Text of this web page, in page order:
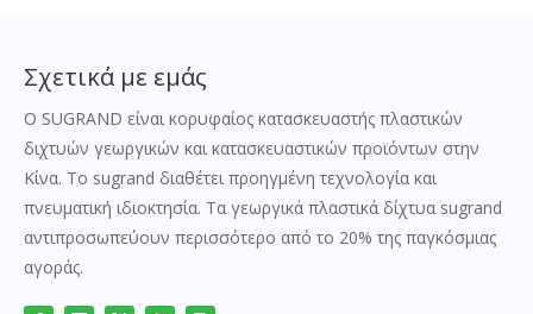
Σχετικά με εμάς
Ο SUGRAND είναι κορυφαίος κατασκευαστής πλαστικών
διχτυών γεωργικών και κατασκευαστικών προϊόντων στην
Κίνα. Το sugrand διαθέτει προηγμένη τεχνολογία και
πνευματική ιδιοκτησία. Τα γεωργικά πλαστικά δίχτυα sugrand
αντιπροσωπεύουν περισσότερο από το 20% της παγκόσμιας
αγοράς.